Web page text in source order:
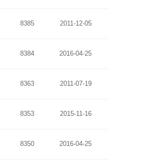
8385 2011-12-05
8384 2016-04-25
8363 2011-07-19
8353 2015-11-16
8350 2016-04-25